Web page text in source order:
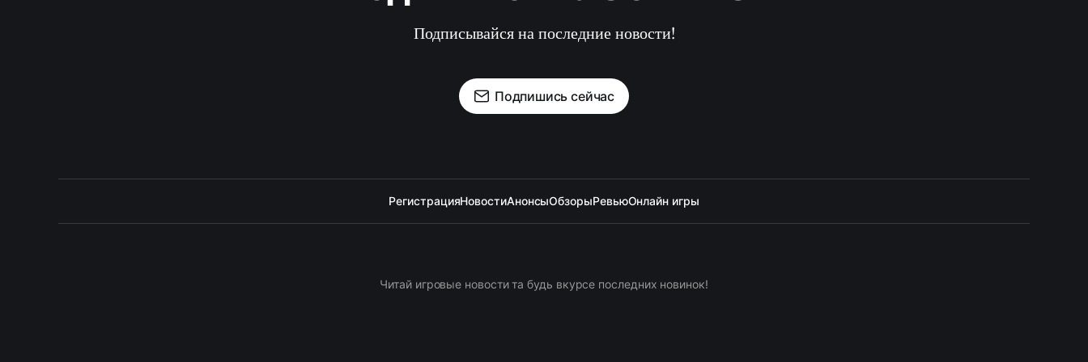
Подписывайся на последние новости!
Подпишись сейчас
РегистрацияНовостиАнонсыОбзорыРевьюОнлайн игры
Читай игровые новости та будь вкурсе последних новинок!